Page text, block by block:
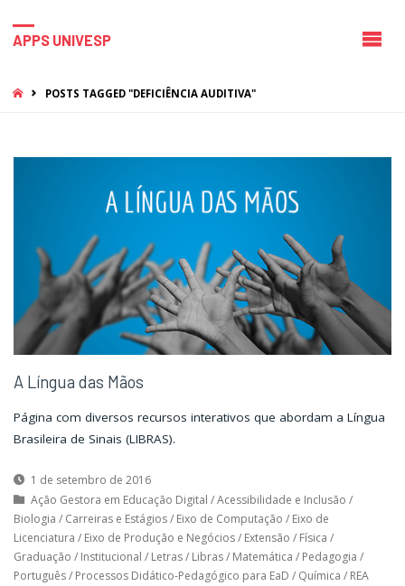
APPS UNIVESP
HOMEPOSTS TAGGED "DEFICIÊNCIA AUDITIVA"
A Língua das Mãos
Página com diversos recursos interativos que abordam a Língua
Brasileira de Sinais (LIBRAS).
1 de setembro de 2016
Ação Gestora em Educação Digital /Acessibilidade e Inclusão /
Biologia / Carreiras e Estágios/ Eixo de Computação / Eixo de
Licenciatura / Eixo de Produção e Negócios/ Extensão / Física /
Graduação / Institucional / Letras/ Libras/ Matemática / Pedagogia /
Português/ Processos Didático-Pedagógico para EaD / Química / REA